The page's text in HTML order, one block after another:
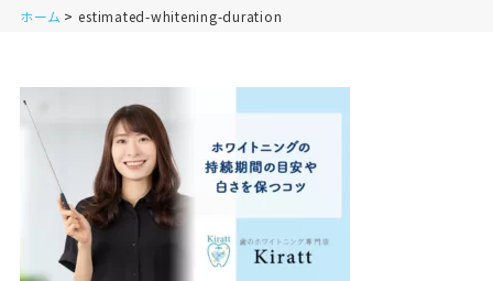
ホーム estimated-whitening-duration